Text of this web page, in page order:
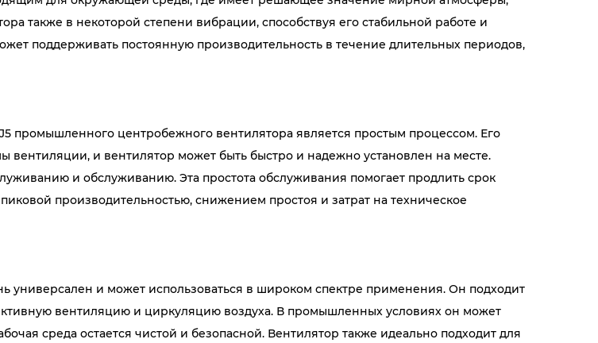
также в некоторой степени вибрации, способствуя его стабильной работе и
поддерживать постоянную производительность в течение длительных периодов,
промышленного центробежного вентилятора является простым процессом. Его
и вентилятор может быть быстро и надежно установлен на месте.
и обслуживанию. Эта простота обслуживания помогает продлить срок
производительностью, снижением простоя и затрат на техническое
универсален и может использоваться в широком спектре применения. Он подходит
вентиляцию и циркуляцию воздуха. В промышленных условиях он может
среда остается чистой и безопасной. Вентилятор также идеально подходит для